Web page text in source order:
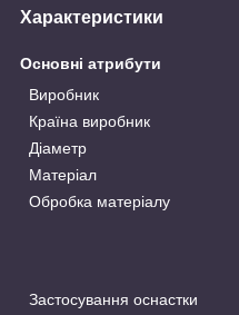
Характеристики
Основні атрибути
Виробник
Країна виробник
Діаметр
Матеріал
Обробка матеріалу
Застосування оснастки